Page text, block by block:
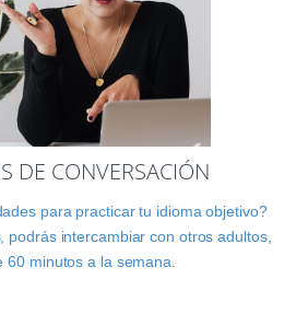
DE CONVERSACIÓN
para practicar tu idioma objetivo?
podrás intercambiar con otros adultos,
60 minutos a la semana.